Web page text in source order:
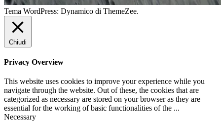
Tema WordPress: Dynamico di ThemeZee.
Chiudi
Privacy Overview
This website uses cookies to improve your experience while you
navigate through the website. Out of these, the cookies that are
categorized as necessary are stored on your browser as they are
essential for the working of basic functionalities of the ...
Necessary